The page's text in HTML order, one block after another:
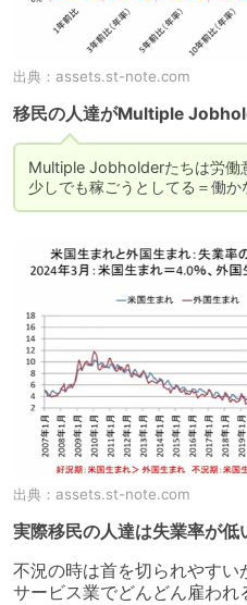
出典： assets.st-note.com
移民の人達がMultiple
Multiple Jobholderたちは労働
少しでも稼ごうとしてる＝働か
出典： assets.st-note.com
実際移民の人達は失業率が低
不況の時は首を切られやす
サービス業でどんどん雇われ